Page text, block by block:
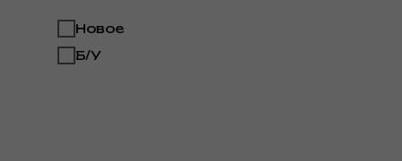
Новое
Б/У